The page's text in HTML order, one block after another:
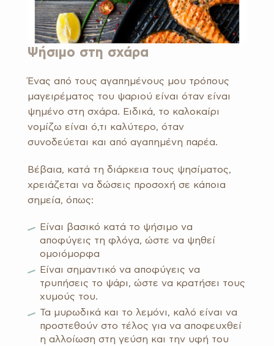
Ψήσιμο στη σχάρα
Ένας από τους αγαπημένους μου τρόπους
μαγειρέματος του ψαριού είναι όταν είναι
ψημένο στη σχάρα. Ειδικά, το καλοκαίρι
νομίζω είναι ό,τι καλύτερο, όταν
συνοδεύεται και από αγαπημένη παρέα.
Βέβαια, κατά τη διάρκεια τους ψησίματος,
χρειάζεται να δώσεις προσοχή σε κάποια
σημεία, όπως:
Είναι βασικό κατά το ψήσιμο να
αποφύγεις τη φλόγα, ώστε να ψηθεί
ομοιόμορφα
Είναι σημαντικό να αποφύγεις να
τρυπήσεις το ψάρι, ώστε να κρατήσει τους
χυμούς του.
Τα μυρωδικά και το λεμόνι, καλό είναι να
προστεθούν στο τέλος για να αποφευχθεί
η αλλοίωση στη γεύση και την υφή του